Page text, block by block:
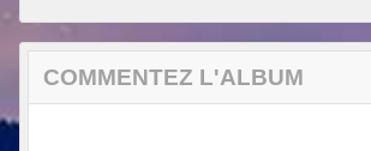
COMMENTEZ L'ALBUM